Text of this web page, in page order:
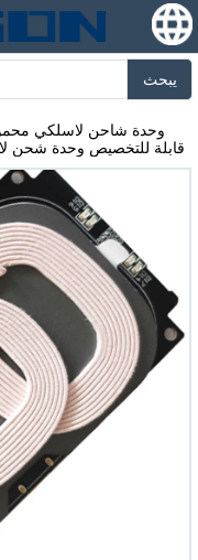
يبحث
قابلة للتخصيص وحدة شحن